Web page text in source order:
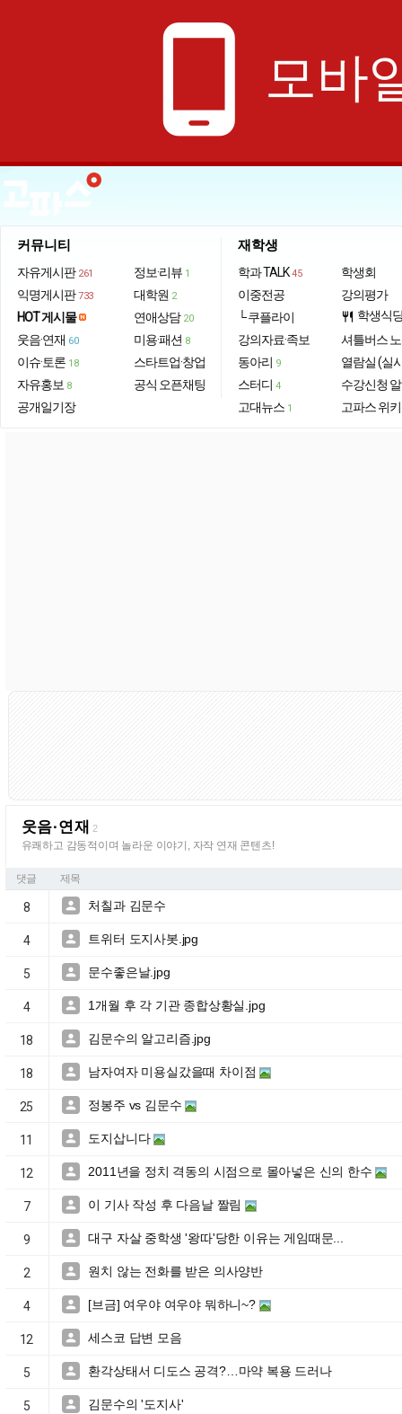
phone_android 모바
커뮤니티
자유게시판 261
익명게시판 733
HOT 게시물
웃음·연재 60
이슈·토론 18
자유홍보 8
공개일기장
정보·리뷰 1
대학원 2
연애상담 20
미용·패션 8
스타트업·창업
공식 오픈채팅
재학생
학과 TALK 45
이중전공
└ 쿠플라이
강의자료·족보
동아리 9
스터디 4
고대뉴스 1
학생회
강의평가
restaurant 학생식
셔틀버스
열람실 (실
수강신청
고파스 위키
웃음·연재 2
유쾌하고 감동적이며 놀라운 이야기, 자작 연재 콘텐츠!
댓글 제목
8  처칠과 김문수
4  트위터 도지사봇.jpg
5  문수좋은날.jpg
4  1개월 후 각 기관 종합상황실.jpg
18  김문수의 알고리즘.jpg
18  남자여자 미용실갔을때 차이점
25  정봉주 vs 김문수
11  도지삽니다
12  2011년을 정치 격동의 시점으로 몰아넣은 신의 한수
7  이 기사 작성 후 다음날 짤림
9  대구 자살 중학생 '왕따'당한 이유는 게임때문...
2  원치 않는 전화를 받은 의사양반
4  [브금] 여우야 여우야 뭐하니~?
12  세스코 답변 모음
5  환각상태서 디도스 공격?…마약 복용 드러나
5  김문수의 '도지사'